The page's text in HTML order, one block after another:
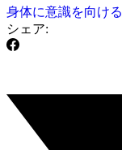
身体に意識を向ける
シェア: